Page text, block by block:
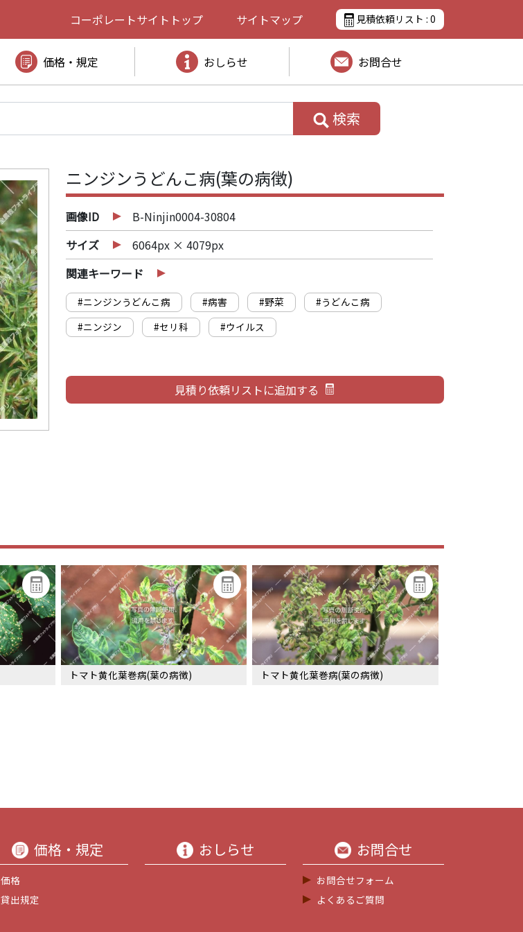
コーポレートサイト トップ サイトマップ 見積依頼リスト : 0
価格・規定 おしらせ お問合せ
検索
ニンジンうどんこ病(葉の病徴)
画像ID
B-Ninjin0004-30804
サイズ
6064px × 4079px
関連キーワード
#ニンジンうどんこ病 #病害 #野菜
#うどんこ病
#ニンジン
#セリ科 #ウイルス
トマト黄化葉巻病(葉の病徴) トマト黄化葉巻病(葉の病徴)
価格・規定
価格
貸出規定
おしらせ お問合せ
お問合せフォーム
よくあるご質問